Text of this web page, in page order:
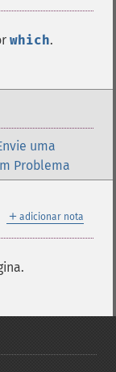
which.
uma
Problema
＋ adicionar nota